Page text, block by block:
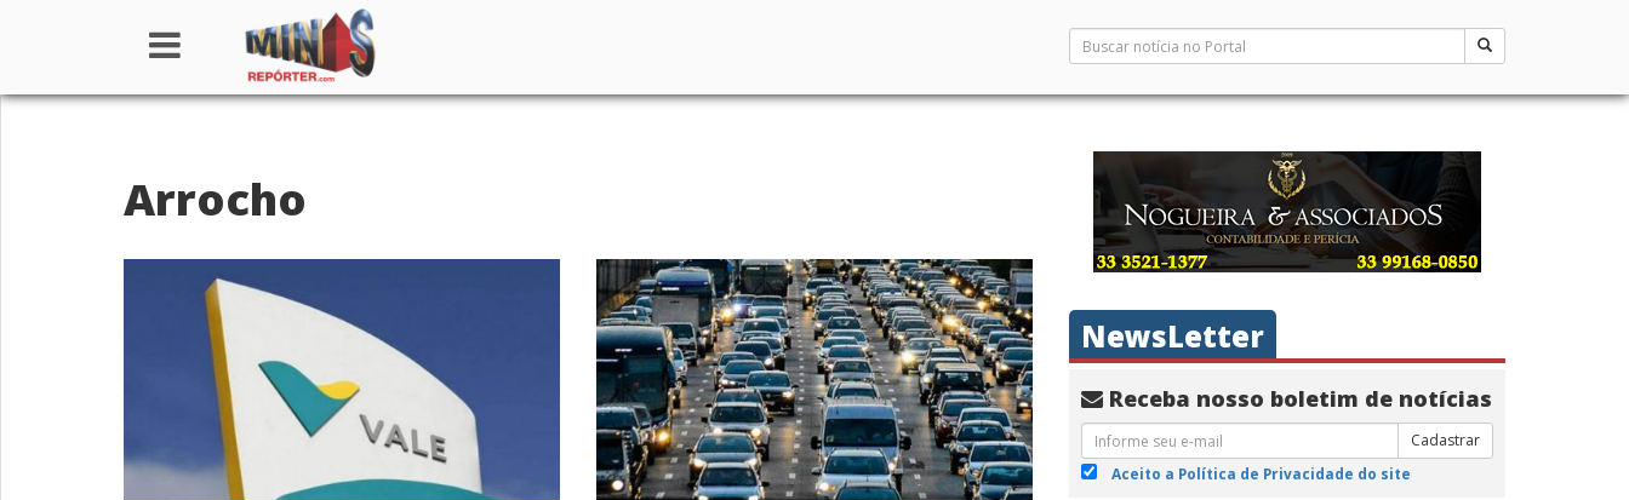
InstitucionalArrocho
NewsLetter
Receba nosso boletim de notícias
Cadastrar
Aceito a Política de Privacidade do site